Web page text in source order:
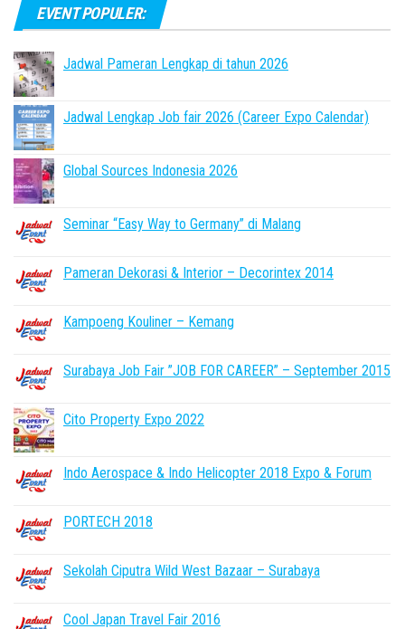
EVENT POPULER:
Jadwal Pameran Lengkap di tahun 2026
Jadwal Lengkap Job fair 2026 (Career Expo Calendar)
Global Sources Indonesia 2026
Seminar “Easy Way to Germany” di Malang
Pameran Dekorasi & Interior – Decorintex 2014
Kampoeng Kouliner – Kemang
Surabaya Job Fair ”JOB FOR CAREER” – September 2015
Cito Property Expo 2022
Indo Aerospace & Indo Helicopter 2018 Expo & Forum
PORTECH 2018
Sekolah Ciputra Wild West Bazaar – Surabaya
Cool Japan Travel Fair 2016